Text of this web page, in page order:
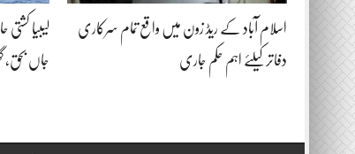
اسلام آباد کے ریڈ زون میں واقع تمام سرکاری
دفاتر کیلئے اہم حکم جاری جاں بحق،